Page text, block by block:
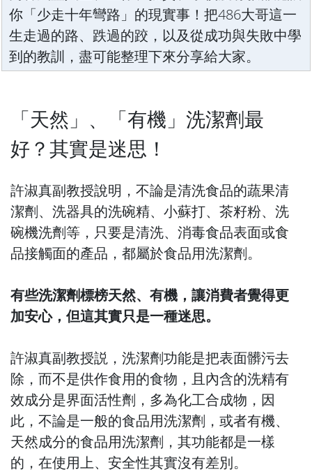
你「少走十年彎路」的現實事！把486大哥這一
生走過的路、跌過的跤，以及從成功與失敗中學
到的教訓，盡可能整理下來分享給大家。
「天然」、「有機」洗潔劑最
好？其實是迷思！
許淑真副教授說明，不論是清洗食品的蔬果清
潔劑、洗器具的洗碗精、小蘇打、茶籽粉、洗
碗機洗劑等，只要是清洗、消毒食品表面或食
品接觸面的產品，都屬於食品用洗潔劑。
有些洗潔劑標榜天然、有機，讓消費者覺得更
加安心，但這其實只是一種迷思。
許淑真副教授説，洗潔劑功能是把表面髒污去
除，而不是供作食用的食物，且內含的洗精有
效成分是界面活性劑，多為化工合成物，因
此，不論是一般的食品用洗潔劑，或者有機、
天然成分的食品用洗潔劑，其功能都是一樣
的，在使用上、安全性其實沒有差別。